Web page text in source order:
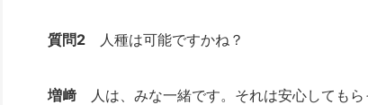
質問2 人種は可能ですかね？
増﨑 人は、みな一緒です。それは安心しても